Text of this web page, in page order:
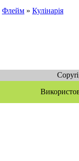
Флейм » Кулінарія